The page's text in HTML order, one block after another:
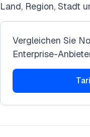
Land, Region, Stadt
Vergleichen Sie
Enterprise-